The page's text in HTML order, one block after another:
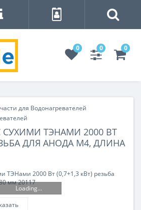
0 0 0
для Водонагревателей
СУХИМИ ТЭНАМИ 2000 ВТ
ДЛЯ АНОДА М4, ДЛИНА
Loading...